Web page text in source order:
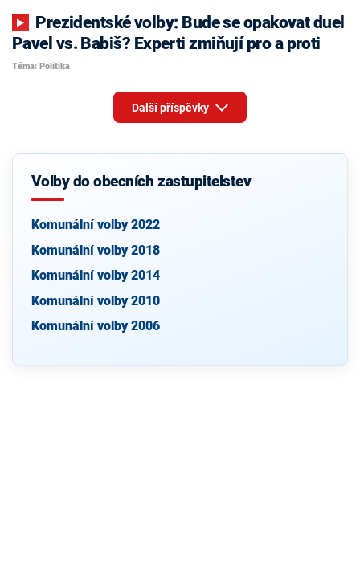
Pavel vs. Babiš? Experti zmiňují pro a proti
Téma: Politika
Další příspěvky
Volby do obecních zastupitelstev
Komunální volby 2022
Komunální volby 2018
Komunální volby 2014
Komunální volby 2010
Komunální volby 2006